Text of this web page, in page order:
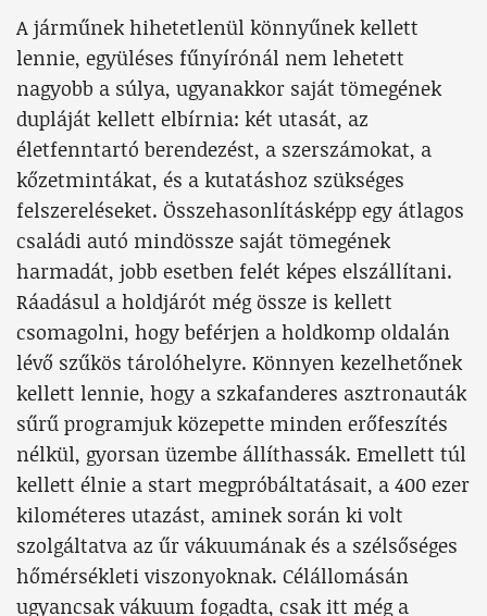
A járműnek hihetetlenül könnyűnek kellett
lennie, együléses fűnyírónál nem lehetett
nagyobb a súlya, ugyanakkor saját tömegének
dupláját kellett elbírnia: két utasát, az
életfenntartó berendezést, a szerszámokat, a
kőzetmintákat, és a kutatáshoz szükséges
felszereléseket. Összehasonlításképp egy átlagos
családi autó mindössze saját tömegének
harmadát, jobb esetben felét képes elszállítani.
Ráadásul a holdjárót még össze is kellett
csomagolni, hogy beférjen a holdkomp oldalán
lévő szűkös tárolóhelyre. Könnyen kezelhetőnek
kellett lennie, hogy a szkafanderes asztronauták
sűrű programjuk közepette minden erőfeszítés
nélkül, gyorsan üzembe állíthassák. Emellett túl
kellett élnie a start megpróbáltatásait, a 400 ezer
kilométeres utazást, aminek során ki volt
szolgáltatva az űr vákuumának és a szélsőséges
hőmérsékleti viszonyoknak. Célállomásán
ugyancsak vákuum fogadta, csak itt még a